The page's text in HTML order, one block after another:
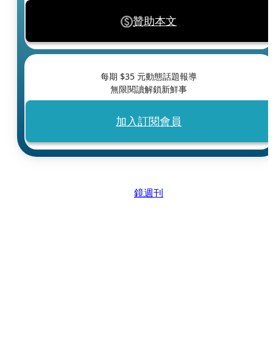
贊助本文
每期 $35 元動態話題報導
無限閱讀解鎖新鮮事
加入訂閱會員
鏡週刊